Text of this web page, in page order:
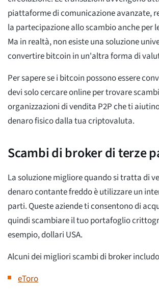
piattaforme di comunicazione avanzate,
la partecipazione allo scambio anche per
Ma in realtà, non esiste una soluzione
convertire bitcoin in un'altra forma di
Per sapere se i bitcoin possono essere
devi solo cercare online per trovare
organizzazioni di vendita P2P che ti
denaro fisico dalla tua criptovaluta.
Scambi di broker di terze
La soluzione migliore quando si tratta di
denaro contante freddo è utilizzare un
parti. Queste aziende ti consentono di
quindi scambiare il tuo portafoglio
esempio, dollari USA.
Alcuni dei migliori scambi di broker
eToro